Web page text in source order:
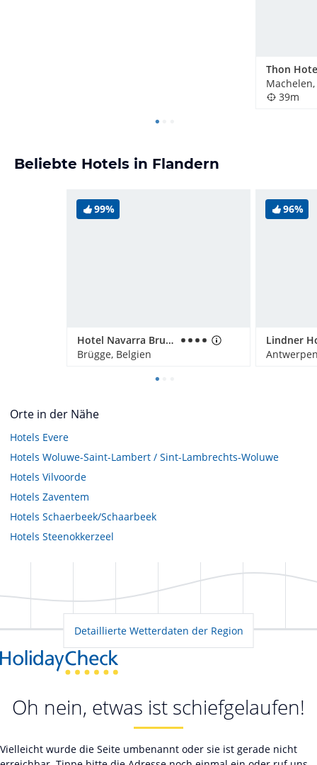
39m
Beliebte Hotels in Flandern
99%
Hotel Navarra Brugge
Brügge, Belgien
96%
Orte in der Nähe
Hotels Evere
Hotels Woluwe-Saint-Lambert / Sint-Lambrechts-Woluwe
Hotels Vilvoorde
Hotels Zaventem
Hotels Schaerbeek/Schaarbeek
Hotels Steenokkerzeel
Detaillierte Wetterdaten der Region
Oh nein, etwas ist schiefgelaufen!
Vielleicht wurde die Seite umbenannt oder sie ist gerade nicht